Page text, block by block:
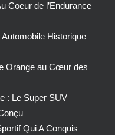
Coeur de l’Endurance
Historique
Orange au Cœur des
: Le Super SUV
Qui A Conquis